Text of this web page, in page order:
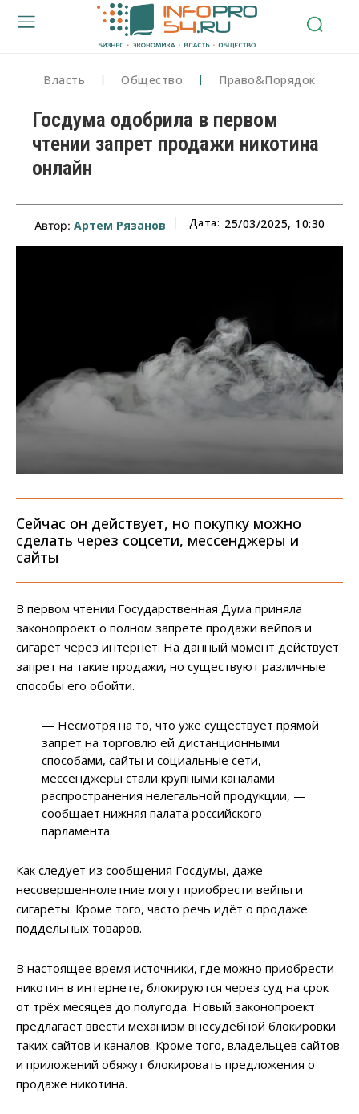
Власть Общество Право&Порядок
Госдума одобрила в первом
чтении запрет продажи никотина
онлайн
Автор: Артем Рязанов Дата: 25/03/2025, 10:30
Сейчас он действует, но покупку можно
сделать через соцсети, мессенджеры и
сайты
В первом чтении Государственная Дума приняла
законопроект о полном запрете продажи вейпов и
сигарет через интернет. На данный момент действует
запрет на такие продажи, но существуют различные
способы его обойти.
— Несмотря на то, что уже существует прямой
запрет на торговлю ей дистанционными
способами, сайты и социальные сети,
мессенджеры стали крупными каналами
распространения нелегальной продукции, —
сообщает нижняя палата российского
парламента.
Как следует из сообщения Госдумы, даже
несовершеннолетние могут приобрести вейпы и
сигареты. Кроме того, часто речь идёт о продаже
поддельных товаров.
В настоящее время источники, где можно приобрести
никотин в интернете, блокируются через суд на срок
от трёх месяцев до полугода. Новый законопроект
предлагает ввести механизм внесудебной блокировки
таких сайтов и каналов. Кроме того, владельцев сайтов
и приложений обяжут блокировать предложения о
продаже никотина.